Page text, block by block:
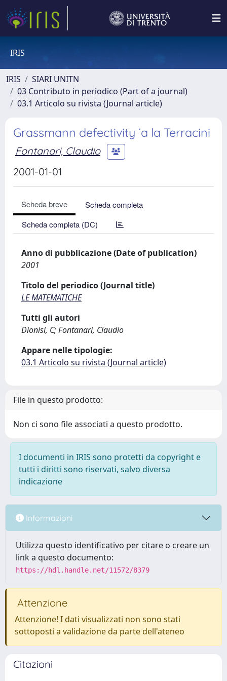
IRIS
IRIS
SIARI UNITN
03 Contributo in periodico (Part of a journal)
03.1 Articolo su rivista (Journal article)
Grassmann defectivity `a la Terracini
Fontanari, Claudio
2001-01-01
Scheda breve
Scheda completa
Scheda completa (DC)
Anno di pubblicazione (Date of publication)
2001
Titolo del periodico (Journal title)
LE MATEMATICHE
Tutti gli autori
Dionisi, C; Fontanari, Claudio
Appare nelle tipologie:
03.1 Articolo su rivista (Journal article)
File in questo prodotto:
Non ci sono file associati a questo prodotto.
I documenti in IRIS sono protetti da copyright e
tutti i diritti sono riservati, salvo diversa
indicazione
Informazioni
Utilizza questo identificativo per citare o creare un
link a questo documento:
https://hdl.handle.net/11572/8379
Attenzione
Attenzione! I dati visualizzati non sono stati
sottoposti a validazione da parte dell'ateneo
Citazioni